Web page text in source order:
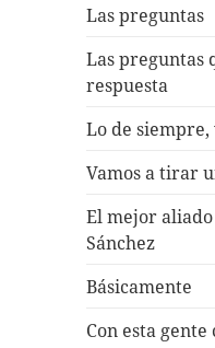
Las preguntas
Las preguntas
respuesta
Lo de siempre,
Vamos a tirar
El mejor
Sánchez
Básicamente
Con esta